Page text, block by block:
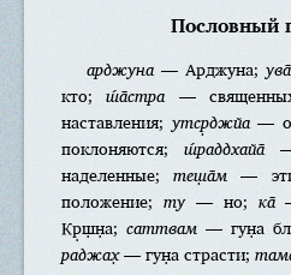
Пословный
арджуна— Арджуна;
кто;ш́а̄стра—
наставления; утср̣джйа—
поклоняются;ш́раддхайа̄—
наделенные;теш̣а̄м —
положение; ту— но; ка̄
Кр̣ш̣н̣а; саттвам — гун̣а
раджах̣— гун̣а страсти;